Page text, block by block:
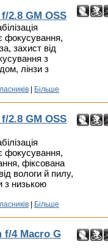
2.8 GM OSS
фокусування,
захист від
з
лінзи з
Більше
2.8 GM OSS
фокусування,
фіксована
вологи й пилу,
з низькою
Більше
f/4 Macro G